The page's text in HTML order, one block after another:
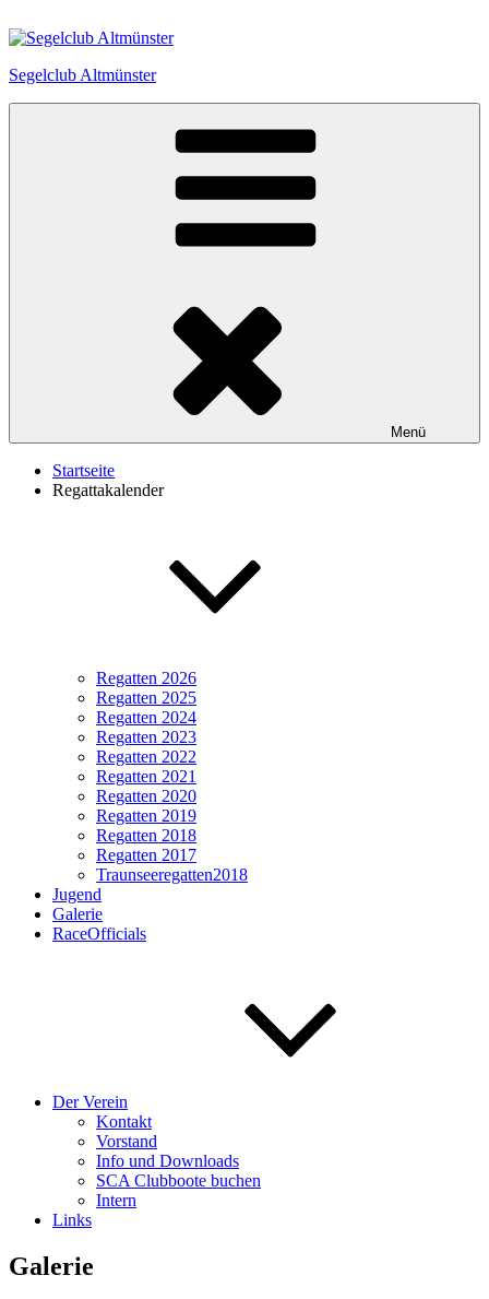
Inhalt
Segelclub Altmünster
Menü
Startseite
Regattakalender
Regatten 2026
Regatten 2025
Regatten 2024
Regatten 2023
Regatten 2022
Regatten 2021
Regatten 2020
Regatten 2019
Regatten 2018
Regatten 2017
Traunseeregatten2018
Jugend
Galerie
RaceOfficials
Der Verein
Kontakt
Vorstand
Info und Downloads
SCA Clubboote buchen
Intern
Links
Galerie